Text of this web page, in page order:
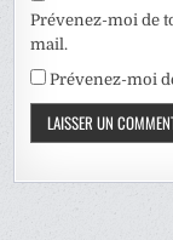
Prévenez-moi de
mail.
Prévenez-moi